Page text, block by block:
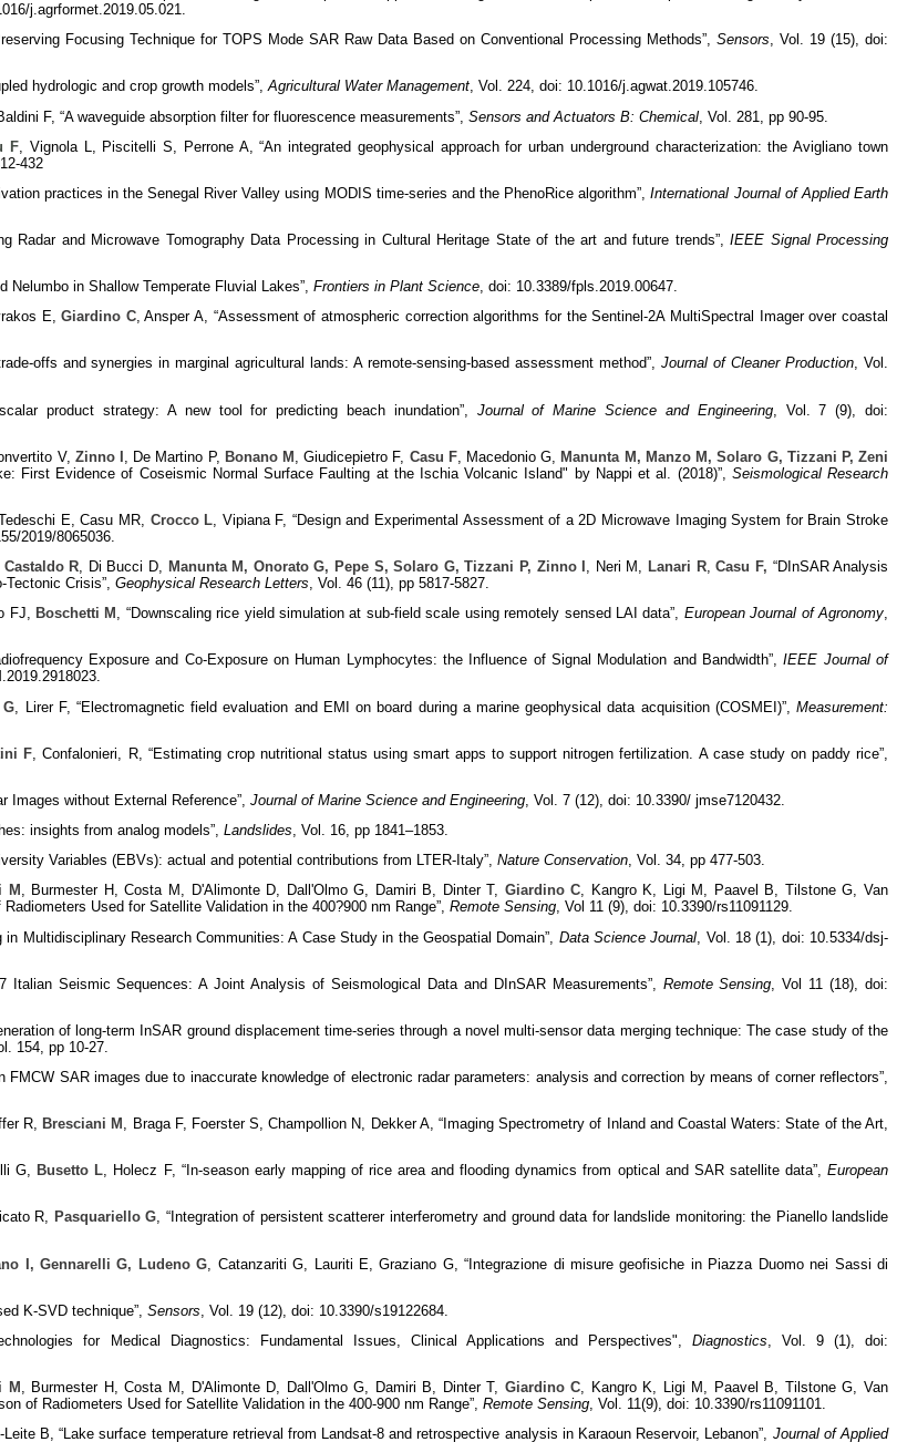
j.agrformet.2019.05.021.
Focusing Technique for TOPS Mode SAR Raw Data Based on Conventional Processing Methods”, Sensors, Vol. 19 (15), doi:
hydrologic and crop growth models”,Agricultural Water Management, Vol. 224, doi: 10.1016/j.agwat.2019.105746.
F, “A waveguide absorption filter for fluorescence measurements”, Sensors and Actuators B: Chemical , Vol. 281, pp 90-95.
F, Vignola L, Piscitelli S, Perrone A, “An integrated geophysical approach for urban underground characterization: the Avigliano town
432
practices in the Senegal River Valley using MODIS time-series and the PhenoRice algorithm”,International Journal of Applied Earth
Radar and Microwave Tomography Data Processing in Cultural Heritage State of the art and future trends”, IEEE Signal Processing
Nelumbo in Shallow Temperate Fluvial Lakes”, Frontiers in Plant Science, doi: 10.3389/fpls.2019.00647.
E,Giardino C, Ansper A, “Assessment of atmospheric correction algorithms for the Sentinel-2A MultiSpectral Imager over coastal
offs and synergies in marginal agricultural lands: A remote-sensing-based assessment method”,Journal of Cleaner Production, Vol.
product strategy: A new tool for predicting beach inundation”, Journal of Marine Science and Engineering, Vol. 7 (9), doi:
V, Zinno I , De Martino P, Bonano M , Giudicepietro F, Casu F, Macedonio G,
Manunta M, Manzo M, Solaro G, Tizzani P, Zeni
First Evidence of Coseismic Normal Surface Faulting at the Ischia Volcanic Island" by Nappi et al. (2018)”, Seismological Research
E, Casu MR, Crocco L , Vipiana F, “Design and Experimental Assessment of a 2D Microwave Imaging System for Brain Stroke
2019/8065036.
Castaldo R, Di Bucci D, Manunta M, Onorato G, Pepe S, Solaro G, Tizzani P, Zinno I , Neri M, Lanari R,Casu F, “DInSAR Analysis
Crisis”, Geophysical Research Letters, Vol. 46 (11), pp 5817-5827.
FJ, Boschetti M , “Downscaling rice yield simulation at sub-field scale using remotely sensed LAI data”, European Journal of Agronomy,
Exposure and Co-Exposure on Human Lymphocytes: the Influence of Signal Modulation and Bandwidth”,IEEE Journal of
, Lirer F, “Electromagnetic field evaluation and EMI on board during a marine geophysical data acquisition (COSMEI)”,Measurement:
F , Confalonieri, R, “Estimating crop nutritional status using smart apps to support nitrogen fertilization. A case study on paddy rice”,
Images without External Reference”, Journal of Marine Science and Engineering , Vol. 7 (12), doi: 10.3390/ jmse7120432.
insights from analog models”, Landslides, Vol. 16, pp 1841–1853.
Variables (EBVs): actual and potential contributions from LTER-Italy”, Nature Conservation, Vol. 34, pp 477-503.
M , Burmester H, Costa M, D'Alimonte D, Dall'Olmo G, Damiri B, Dinter T, Giardino C, Kangro K, Ligi M, Paavel B, Tilstone G, Van
Used for Satellite Validation in the 400?900 nm Range”, Remote Sensing, Vol 11 (9), doi: 10.3390/rs11091129.
in Multidisciplinary Research Communities: A Case Study in the Geospatial Domain”, Data Science Journal , Vol. 18 (1), doi: 10.5334/dsj-
Italian Seismic Sequences: A Joint Analysis of Seismological Data and DInSAR Measurements”, Remote Sensing , Vol 11 (18), doi:
of long-term InSAR ground displacement time-series through a novel multi-sensor data merging technique: The case study of the
154, pp 10-27.
FMCW SAR images due to inaccurate knowledge of electronic radar parameters: analysis and correction by means of corner reflectors”,
R, Bresciani M , Braga F, Foerster S, Champollion N, Dekker A, “Imaging Spectrometry of Inland and Coastal Waters: State of the Art,
G, Busetto L, Holecz F, “In-season early mapping of rice area and flooding dynamics from optical and SAR satellite data”,European
R, Pasquariello G, “Integration of persistent scatterer interferometry and ground data for landslide monitoring: the Pianello landslide
I, Gennarelli G, Ludeno G , Catanzariti G, Lauriti E, Graziano G, “Integrazione di misure geofisiche in Piazza Duomo nei Sassi di
K-SVD technique”, Sensors , Vol. 19 (12), doi: 10.3390/s19122684.
for Medical Diagnostics: Fundamental Issues, Clinical Applications and Perspectives", Diagnostics , Vol. 9 (1), doi:
M , Burmester H, Costa M, D'Alimonte D, Dall'Olmo G, Damiri B, Dinter T, Giardino C, Kangro K, Ligi M, Paavel B, Tilstone G, Van
of Radiometers Used for Satellite Validation in the 400-900 nm Range”, Remote Sensing, Vol. 11(9), doi: 10.3390/rs11091101.
B, “Lake surface temperature retrieval from Landsat-8 and retrospective analysis in Karaoun Reservoir, Lebanon”, Journal of Applied